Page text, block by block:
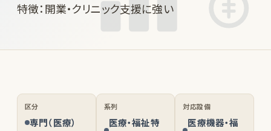
特徴：開業・クリニック支援に強い
区分
専門（医療）
系列
医療・福祉特
対応設備
医療機器・福